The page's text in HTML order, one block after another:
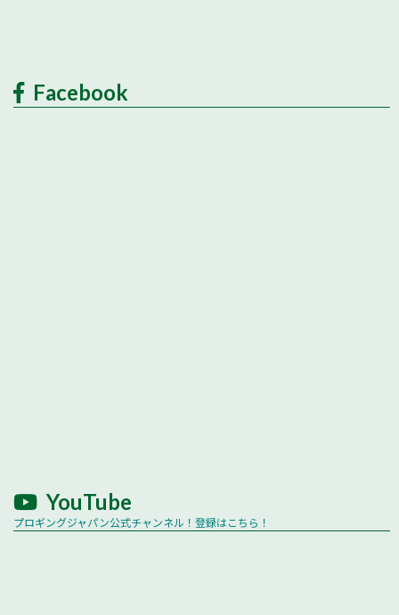
Facebook
YouTube
プロギングジャパン公式チャンネル！登録はこちら！